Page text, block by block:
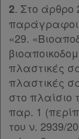
2. Στο άρθρο
παράγραφοι
«29.
πλαστικές
πλαστικές
στο πλαίσιο
παρ. 1
του ν. 2939/